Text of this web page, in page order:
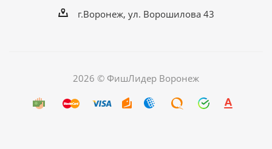
г.Воронеж, ул. Ворошилова 43
2026 © ФишЛидер Воронеж